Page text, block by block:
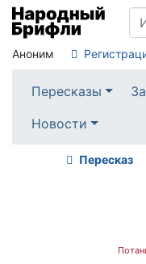
Аноним
Пересказы
Новости
Пересказ